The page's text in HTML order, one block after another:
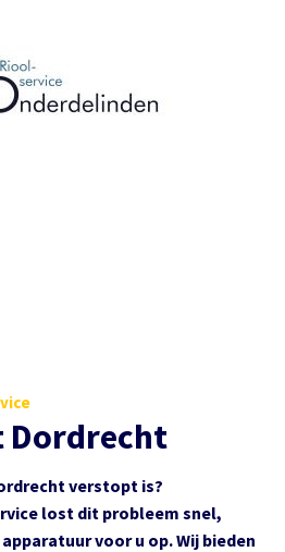
Dordrecht
verstopt is?
lost dit probleem snel,
voor u op. Wij bieden